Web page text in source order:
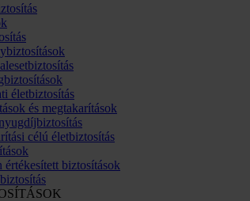
életbiztosítás
és megtakarítások
célú életbiztosítás
értékesített biztosítások